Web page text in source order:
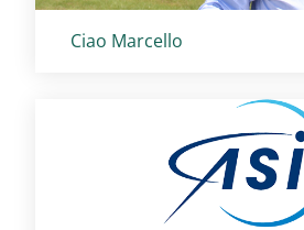
Titolo card:
Ciao Marcello